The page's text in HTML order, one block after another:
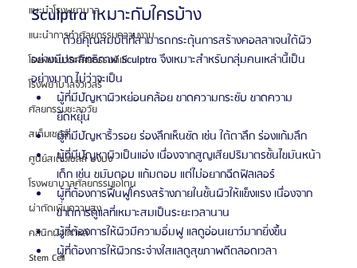
แนะนำโรงพยาบาล
แนะนำการทำศัลยกรรมความงาม
โรงพยาบาลศัลยกรรมดีเซ่
โรงพยาบาลจิวเวลรี่
ศัลยกรรมชะลอวัย
สเต็มเซลล์
ศูนย์สเต็มเซลล์ บงบง
โรงพยาบาลศัลยกรรมเอโตน
ผ่าตัดเพิ่มความสูง
คลินิกผิวเกาหลี
Stem Cell
Sculptra เหมาะกับใครบ้าง
	ด้วยคุณสมบัติที่สามารถกระตุ้นการสร้างคอลลาเจนใต้ผิว
อย่างมีประสิทธิภาพ Sculptra จึงเหมาะสำหรับกลุ่มคนเหล่านี้เป็น
อย่างมาก ไม่ว่าจะเป็น
ผู้ที่มีปัญหาผิวหย่อนคล้อย ขาดความกระชับ ขาดความ
ยืดหยุ่น
ผู้ที่มีปัญหาริ้วรอย ร่องลึกเห็นชัด เช่น ใต้ตาลึก ร่องแก้มลึก
ผู้ที่มีปัญหาผิวเป็นแอ่ง เนื่องจากสูญเสียปริมาตรชั้นไขมันหน้า
เด็ก เช่น ขมับตอบ แก้มตอบ แต่ไม่อยากฉีดฟิลเลอร์
ผู้ที่ต้องการฟื้นฟูโครงสร้างภายในชั้นผิวให้แข็งแรง เนื่องจาก
ขาดการดูแลที่เหมาะสมเป็นระยะเวลานาน
ผู้ที่ต้องการให้ผิวมีความอิ่มฟู แลดูอ่อนเยาว์มากยิ่งขึ้น
ผู้ที่ต้องการให้ผิวกระจ่างใสแลดูสุขภาพดีตลอดเวลา